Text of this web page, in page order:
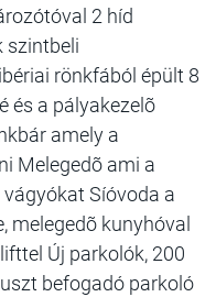
2 híd
szintbeli
rönkfából épült 8
és a pályakezelõ
amely a
Melegedõ ami a
Síóvoda a
melegedõ kunyhóval
Új parkolók, 200
befogadó parkoló